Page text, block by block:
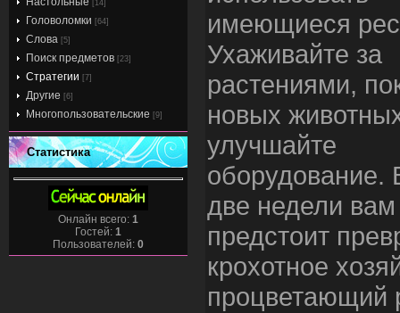
[14]
Головоломки [64]
Слова [5]
Поиск предметов [23]
Стратегии [7]
Другие [6]
Многопользовательские [9]
Статистика
Онлайн всего: 1
Гостей: 1
Пользователей: 0
имеющиеся
Ухаживайте за
растениями,
новых
улучшайте
оборудование.
две недели вам
предстоит
крохотное
процветающий